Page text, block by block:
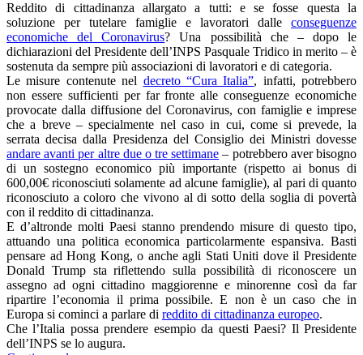
Reddito di cittadinanza allargato a tutti: e se fosse questa la
soluzione per tutelare famiglie e lavoratori dalle conseguenze
economiche del Coronavirus? Una possibilità che – dopo le
dichiarazioni del Presidente dell’INPS Pasquale Tridico in merito – è
sostenuta da sempre più associazioni di lavoratori e di categoria.
Le misure contenute nel decreto “Cura Italia”, infatti, potrebbero
non essere sufficienti per far fronte alle conseguenze economiche
provocate dalla diffusione del Coronavirus, con famiglie e imprese
che a breve – specialmente nel caso in cui, come si prevede, la
serrata decisa dalla Presidenza del Consiglio dei Ministri dovesse
andare avanti per altre due o tre settimane – potrebbero aver bisogno
di un sostegno economico più importante (rispetto ai bonus di
600,00€ riconosciuti solamente ad alcune famiglie), al pari di quanto
riconosciuto a coloro che vivono al di sotto della soglia di povertà
con il reddito di cittadinanza.
E d’altronde molti Paesi stanno prendendo misure di questo tipo,
attuando una politica economica particolarmente espansiva. Basti
pensare ad Hong Kong, o anche agli Stati Uniti dove il Presidente
Donald Trump sta riflettendo sulla possibilità di riconoscere un
assegno ad ogni cittadino maggiorenne e minorenne così da far
ripartire l’economia il prima possibile. E non è un caso che in
Europa si cominci a parlare di reddito di cittadinanza europeo.
Che l’Italia possa prendere esempio da questi Paesi? Il Presidente
dell’INPS se lo augura.